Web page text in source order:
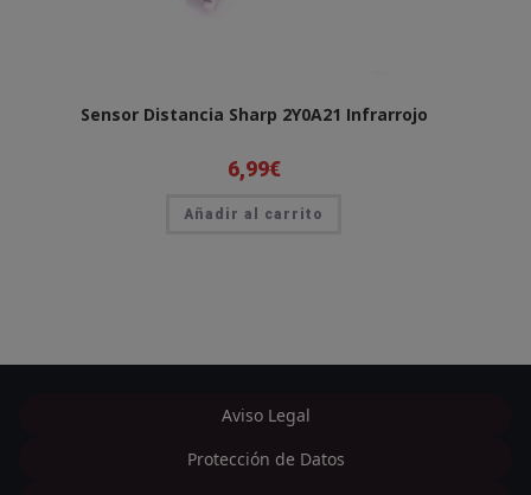
Sensor Distancia Sharp 2Y0A21 Infrarrojo
6,99€
Añadir al carrito
Aviso Legal
Protección de Datos